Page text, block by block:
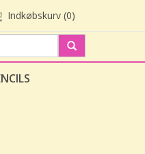
Indkøbskurv (0)